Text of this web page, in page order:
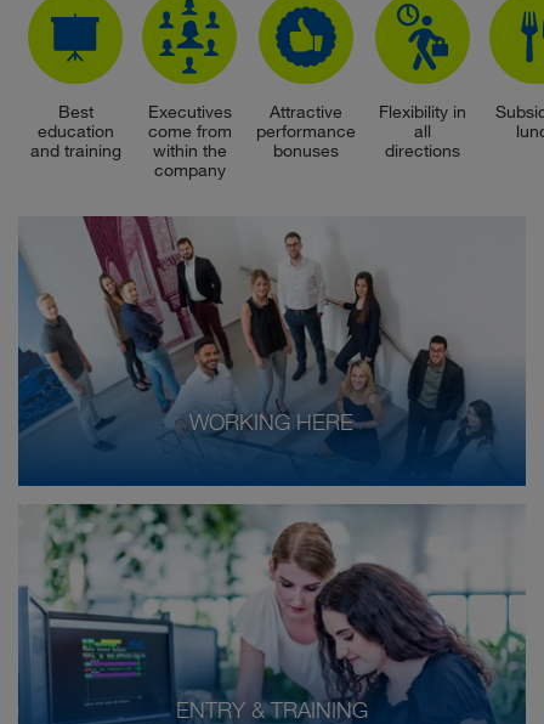
Best
education
and training
Executives
come from
within the
company
Attractive
performance
bonuses
Flexibility in
all
directions
WORKING HERE
ENTRY & TRAINING